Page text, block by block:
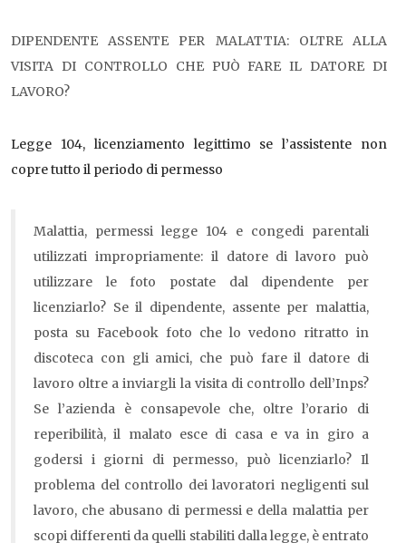
DIPENDENTE ASSENTE PER MALATTIA: OLTRE ALLA
VISITA DI CONTROLLO CHE PUÒ FARE IL DATORE DI
LAVORO?
Legge 104, licenziamento legittimo se l’assistente non
copre tutto il periodo di permesso
Malattia, permessi legge 104 e congedi parentali
utilizzati impropriamente: il datore di lavoro può
utilizzare le foto postate dal dipendente per
licenziarlo? Se il dipendente, assente per malattia,
posta su Facebook foto che lo vedono ritratto in
discoteca con gli amici, che può fare il datore di
lavoro oltre a inviargli la visita di controllo dell’Inps?
Se l’azienda è consapevole che, oltre l’orario di
reperibilità, il malato esce di casa e va in giro a
godersi i giorni di permesso, può licenziarlo? Il
problema del controllo dei lavoratori negligenti sul
lavoro, che abusano di permessi e della malattia per
scopi differenti da quelli stabiliti dalla legge, è entrato